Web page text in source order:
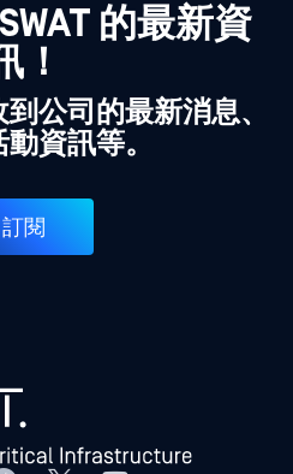
的最新資
！
公司的最新消息、
資訊等。
訂閱